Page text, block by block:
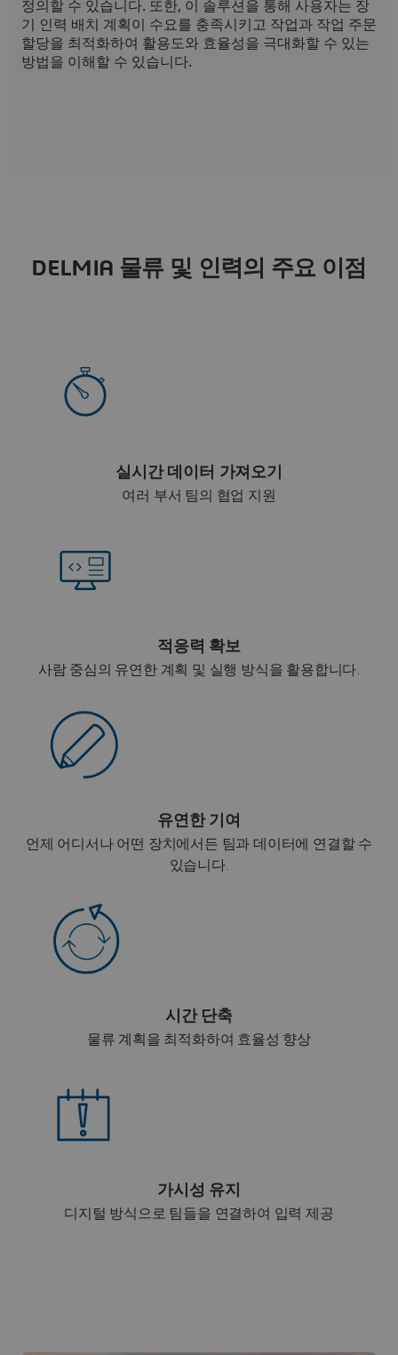
정의할 수 있습니다. 또한, 이 솔루션을 통해 사용자는 장
기 인력 배치 계획이 수요를 충족시키고 작업과 작업 주문
할당을 최적화하여 활용도와 효율성을 극대화할 수 있는
방법을 이해할 수 있습니다.
DELMIA 물류 및 인력의 주요 이점
실시간 데이터 가져오기
여러 부서 팀의 협업 지원
적응력 확보
사람 중심의 유연한 계획 및 실행 방식을 활용합니다.
유연한 기여
언제 어디서나 어떤 장치에서든 팀과 데이터에 연결할 수
있습니다.
시간 단축
물류 계획을 최적화하여 효율성 향상
가시성 유지
디지털 방식으로 팀들을 연결하여 입력 제공